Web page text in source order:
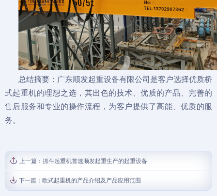
总结摘要：广东顺发起重设备有限公司是客户选择优质桥
式起重机的理想之选，其出色的技术、优质的产品、完善的
售后服务和专业的操作流程，为客户提供了高能、优质的服
务。
上一篇： 抓斗起重机首选顺发起重生产的起重设备
下一篇： 欧式起重机的产品介绍及产品应用范围